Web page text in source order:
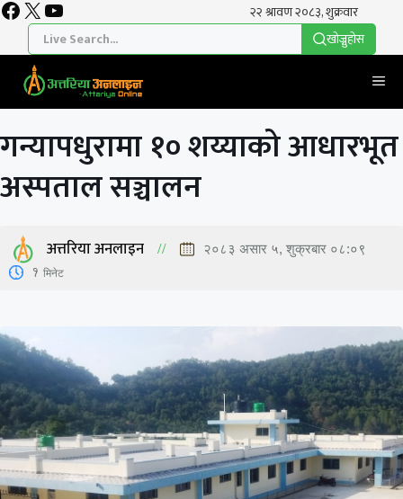
Skip
content
Facebook
X YouTube
खाेज्नुहाेस
गन्यापधुरामा १० शय्याको आधारभूत
अस्पताल सञ्चालन
अत्तरिया अनलाइन २०८३ असार ५, शुक्रबार ०८:०९
1 मिनेट